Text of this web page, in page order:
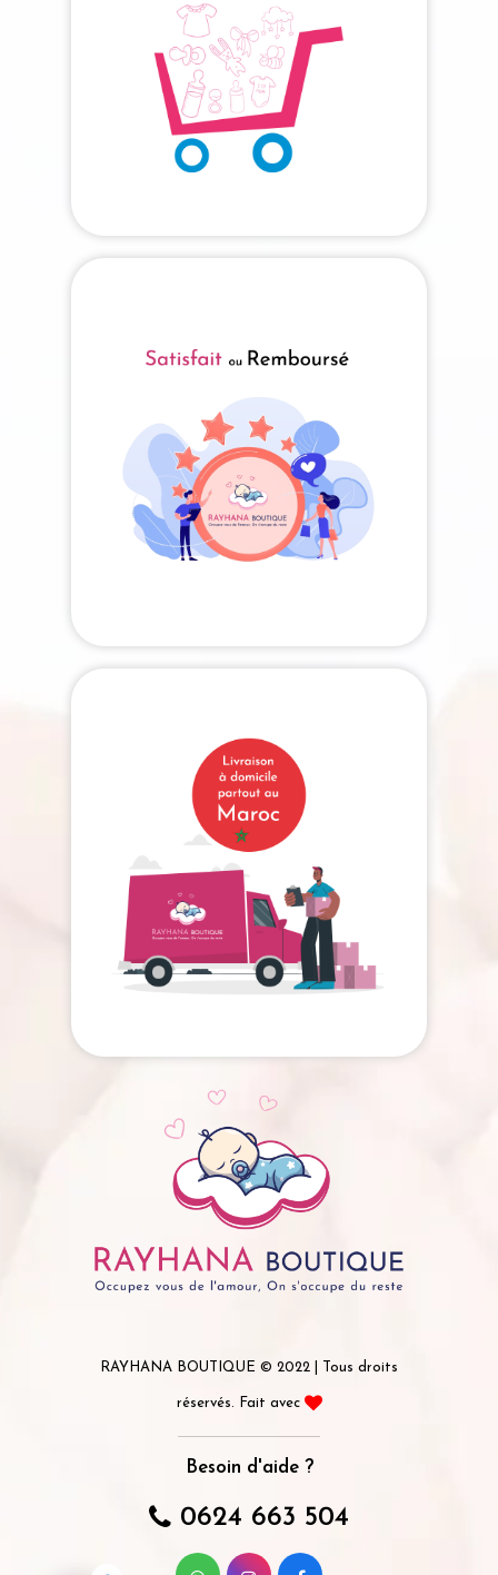
RAYHANA BOUTIQUE © 2022 | Tous droits
réservés. Fait avec
Besoin d'aide ?
0624 663 504